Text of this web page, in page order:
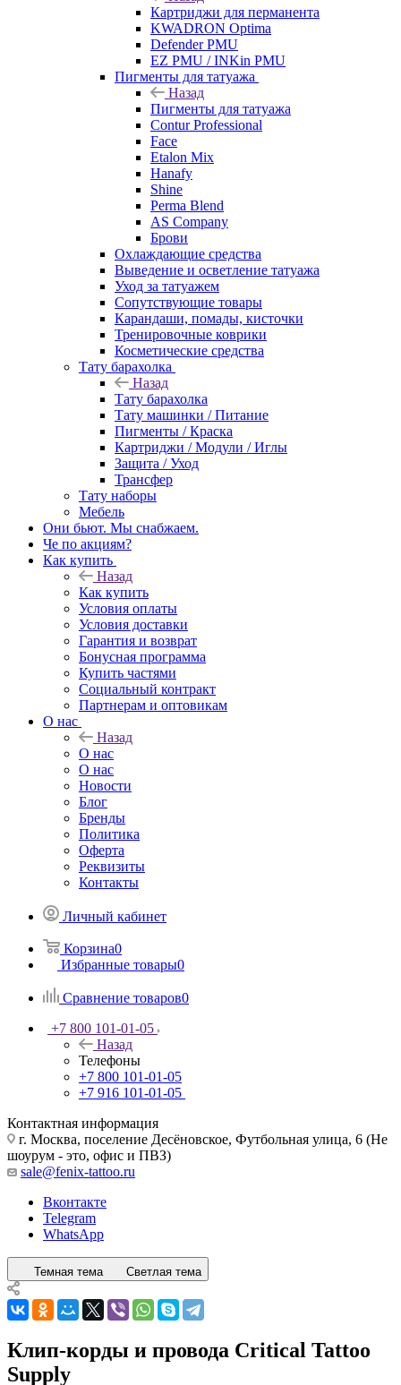
Картриджи для перманента
KWADRON Optima
Defender PMU
EZ PMU / INKin PMU
Пигменты для татуажа
Назад
Пигменты для татуажа
Contur Professional
Face
Etalon Mix
Hanafy
Shine
Perma Blend
AS Company
Брови
Охлаждающие средства
Выведение и осветление татуажа
Уход за татуажем
Сопутствующие товары
Карандаши, помады, кисточки
Тренировочные коврики
Косметические средства
Тату барахолка
Назад
Тату барахолка
Тату машинки / Питание
Пигменты / Краска
Картриджи / Модули / Иглы
Защита / Уход
Трансфер
Тату наборы
Мебель
Они бьют. Мы снабжаем.
Че по акциям?
Как купить
Назад
Как купить
Условия оплаты
Условия доставки
Гарантия и возврат
Бонусная программа
Купить частями
Социальный контракт
Партнерам и оптовикам
О нас
Назад
О нас
О нас
Новости
Блог
Бренды
Политика
Оферта
Реквизиты
Контакты
Личный кабинет
Корзина0
Избранные товары0
Сравнение товаров0
+7 800 101-01-05
Назад
Телефоны
+7 800 101-01-05
+7 916 101-01-05
Контактная информация
г. Москва, поселение Десёновское, Футбольная улица, 6 (Не
шоурум - это, офис и ПВЗ)
sale@fenix-tattoo.ru
Вконтакте
Telegram
WhatsApp
Темная тема Светлая тема
Клип-корды и провода Critical Tattoo
Supply